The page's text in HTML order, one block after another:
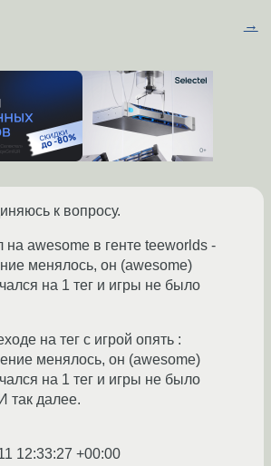
→
к вопросу.
на awesome в генте teeworlds -
менялось, он (awesome)
на 1 тег и игры не было
на тег с игрой опять :
менялось, он (awesome)
на 1 тег и игры не было
так далее.
12:33:27 +00:00